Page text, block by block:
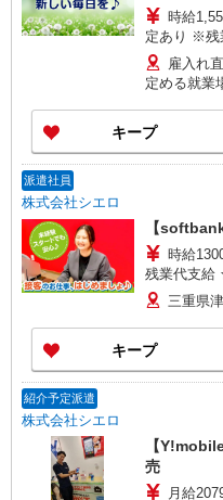
時給1,550
定あり ※残
定基準通り
あり 【月収例】＊月22日勤務の場合 時給1,550円
×8時間×22
雇入れ
定める就業
キープ
派遣社員
株式会社シエロ
【
時給
残業代支給
+゜・。○。
万円支給(規定有) お友達を紹介頂く
ィブ支給(規定有) ★月2回払い・
有）★ ゜・
三重県
キープ
紹介予定派遣
株式会社シエロ
【
売
月給